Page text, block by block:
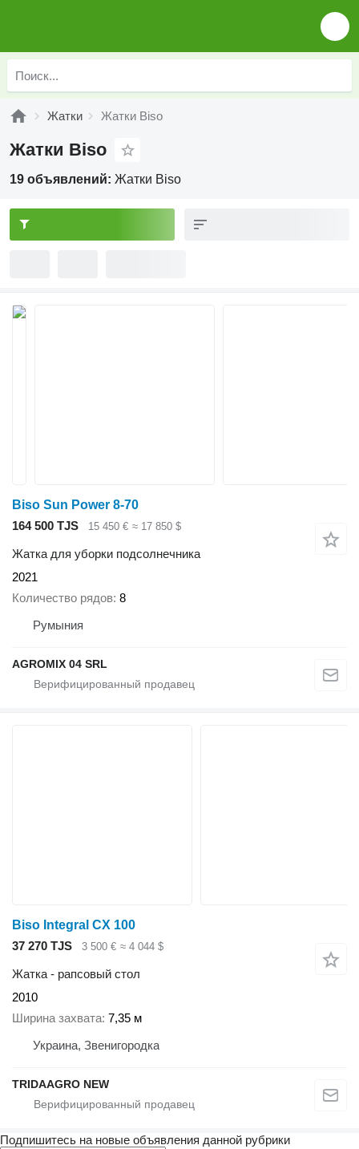
Жатки Жатки Biso
Жатки Biso
19 объявлений: Жатки Biso
Biso Sun Power 8-70
164 500 TJS
15 450 € ≈ 17 850 $
Жатка для уборки подсолнечника
2021
Количество рядов 8
Румыния
AGROMIX 04 SRL
Biso Integral CX 100
37 270 TJS
3 500 € ≈ 4 044 $
Жатка - рапсовый стол
2010
Ширина захвата 7,35 м
Украина, Звенигородка
TRIDAAGRO NEW
Подпишитесь на новые объявления данной рубрики